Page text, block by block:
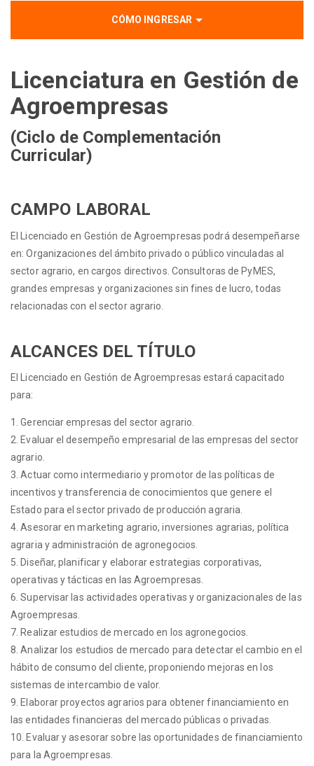
CÓMO INGRESAR
Licenciatura en Gestión de
Agroempresas
(Ciclo de Complementación
Curricular)
CAMPO LABORAL
El Licenciado en Gestión de Agroempresas podrá desempeñarse
en: Organizaciones del ámbito privado o público vinculadas al
sector agrario, en cargos directivos. Consultoras de PyMES,
grandes empresas y organizaciones sin fines de lucro, todas
relacionadas con el sector agrario.
ALCANCES DEL TÍTULO
El Licenciado en Gestión de Agroempresas estará capacitado
para:
1. Gerenciar empresas del sector agrario.
2. Evaluar el desempeño empresarial de las empresas del sector
agrario.
3. Actuar como intermediario y promotor de las políticas de
incentivos y transferencia de conocimientos que genere el
Estado para el sector privado de producción agraria.
4. Asesorar en marketing agrario, inversiones agrarias, política
agraria y administración de agronegocios.
5. Diseñar, planificar y elaborar estrategias corporativas,
operativas y tácticas en las Agroempresas.
6. Supervisar las actividades operativas y organizacionales de las
Agroempresas.
7. Realizar estudios de mercado en los agronegocios.
8. Analizar los estudios de mercado para detectar el cambio en el
hábito de consumo del cliente, proponiendo mejoras en los
sistemas de intercambio de valor.
9. Elaborar proyectos agrarios para obtener financiamiento en
las entidades financieras del mercado públicas o privadas.
10. Evaluar y asesorar sobre las oportunidades de financiamiento
para la Agroempresas.